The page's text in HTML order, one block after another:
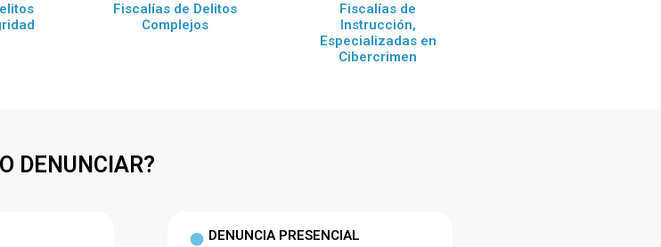
Fiscalías de Delitos
Complejos
Fiscalías de
Instrucción,
Especializadas en
Cibercrimen
DENUNCIAR?
DENUNCIA PRESENCIAL